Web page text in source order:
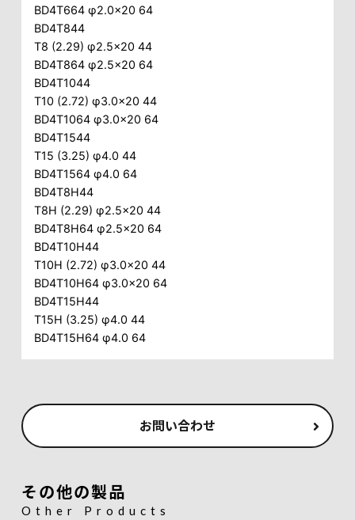
BD4T664 φ2.0×20 64
BD4T844
T8 (2.29) φ2.5×20 44
BD4T864 φ2.5×20 64
BD4T1044
T10 (2.72) φ3.0×20 44
BD4T1064 φ3.0×20 64
BD4T1544
T15 (3.25) φ4.0 44
BD4T1564 φ4.0 64
BD4T8H44
T8H (2.29) φ2.5×20 44
BD4T8H64 φ2.5×20 64
BD4T10H44
T10H (2.72) φ3.0×20 44
BD4T10H64 φ3.0×20 64
BD4T15H44
T15H (3.25) φ4.0 44
BD4T15H64 φ4.0 64
お問い合わせ
その他の製品
Other Products